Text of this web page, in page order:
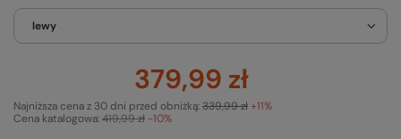
lewy
379,99 zł
Cena katalogowa:419,99 zł -10%
Najniższa cena z 30 dni przed obniżką:339,99 zł +11%